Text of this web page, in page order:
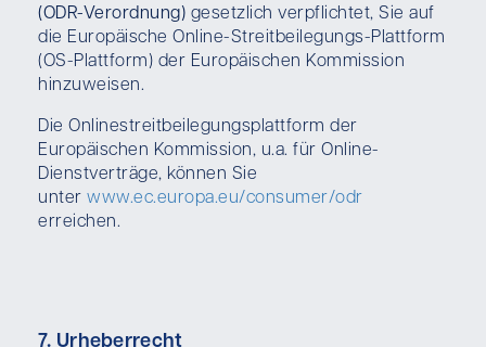
(ODR-Verordnung) gesetzlich verpflichtet, Sie auf
die Europäische Online-Streitbeilegungs-Plattform
(OS-Plattform) der Europäischen Kommission
hinzuweisen.
Die Onlinestreitbeilegungsplattform der
Europäischen Kommission, u.a. für Online-
Dienstverträge, können Sie
unter www.ec.europa.eu/consumer/odr
erreichen.
7. Urheberrecht